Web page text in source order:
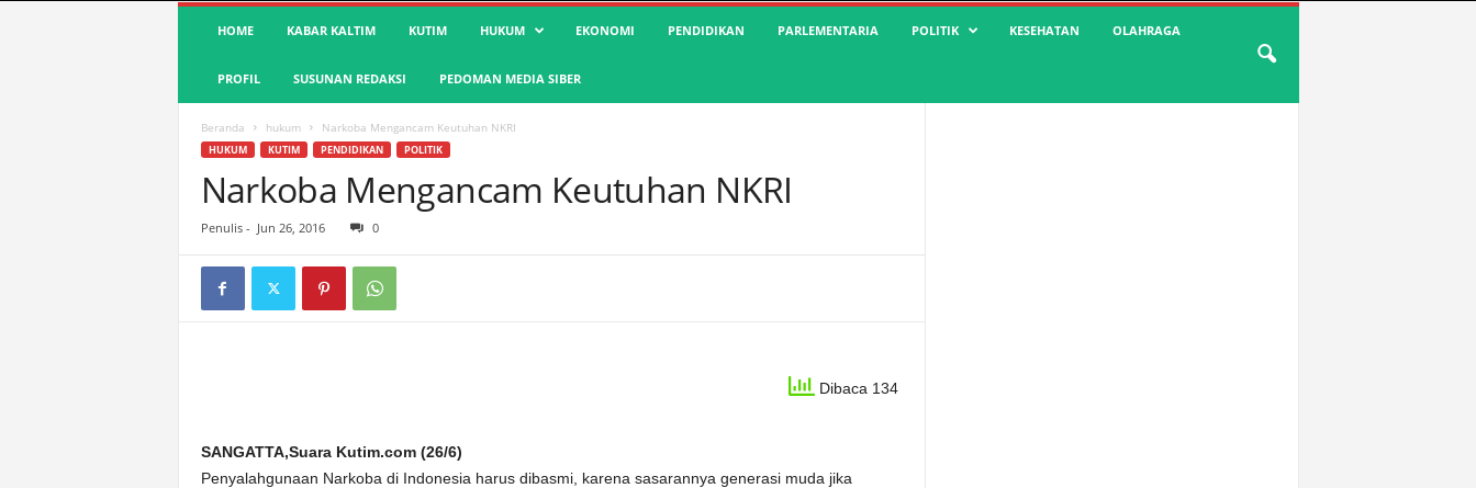
S
a
HOME KABAR KALTIM KUTIM HUKUM EKONOMI PENDIDIKAN PARLEMENTARIA POLITIK KESEHATAN OLAHRAGA
PROFIL SUSUNAN REDAKSI PEDOMAN MEDIA SIBER
Beranda hukum Narkoba Mengancam Keutuhan NKRI
HUKUM KUTIM PENDIDIKAN POLITIK
Narkoba Mengancam Keutuhan NKRI
Penulis - Jun 26, 2016 0
Dibaca 134
SANGATTA,Suara Kutim.com (26/6)
Penyalahgunaan Narkoba di Indonesia harus dibasmi, karena sasarannya generasi muda jika